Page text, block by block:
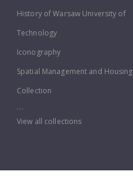
History of Warsaw University of
Technology
Iconography
Spatial Management and Housing
Collection
...
View all collections